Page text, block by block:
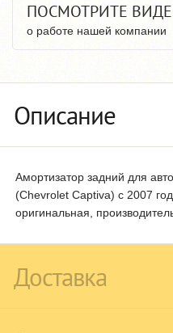
ПОСМОТРИТЕ
о работе нашей компании
Описание
Амортизатор задний для
(Chevrolet Captiva) с 2007
оригинальная,
Доставка